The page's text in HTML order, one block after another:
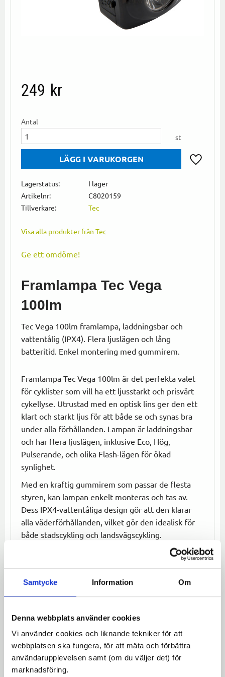
Samtycke Information Om
Denna webbplats använder cookies
Vi använder cookies och liknande tekniker för att
webbplatsen ska fungera, för att mäta och förbättra
användarupplevelsen samt (om du väljer det) för
marknadsföring.
249 kr
Antal
st
Lagerstatus
I lager
Artikelnr
C8020159
Tillverkare
Tec
Visa alla produkter från Tec
Ge ett omdöme!
Framlampa Tec Vega
100lm
Tec Vega 100lm framlampa, laddningsbar och
vattentålig (IPX4). Flera ljuslägen och lång
batteritid. Enkel montering med gummirem.
Framlampa Tec Vega 100lm är det perfekta valet
för cyklister som vill ha ett ljusstarkt och prisvärt
cykellyse. Utrustad med en optisk lins ger den ett
klart och starkt ljus för att både se och synas bra
under alla förhållanden. Lampan är laddningsbar
och har flera ljuslägen, inklusive Eco, Hög,
Pulserande, och olika Flash-lägen för ökad
synlighet.
Med en kraftig gummirem som passar de flesta
styren, kan lampan enkelt monteras och tas av.
Dess IPX4-vattentåliga design gör att den klarar
alla väderförhållanden, vilket gör den idealisk för
både stadscykling och landsvägscykling.
Ljuslägen:
Eco (6 tim), Hög (2 tim),
Pulserande (3 tim), Eco Flash (12,5 tim), Med
Vattentålig:IPX4
Montering: Gummirem som passar de flesta
styren
Batteri:Laddningsbar